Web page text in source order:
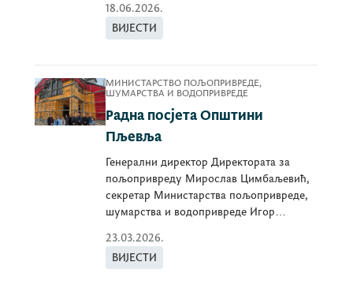
18.06.2026.
ВИЈЕСТИ
МИНИСТАРСТВО ПОЉОПРИВРЕДЕ,
ШУМАРСТВА И ВОДОПРИВРЕДЕ
Радна посјета Општини
Пљевља
Генерални директор Директората за
пољопривреду Мирослав Цимбаљевић,
секретар Министарства пољопривреде,
шумарства и водопривреде Игор
23.03.2026.
ВИЈЕСТИ